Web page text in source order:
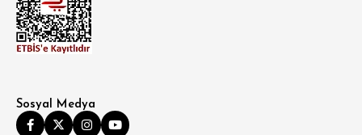
Sosyal Medya